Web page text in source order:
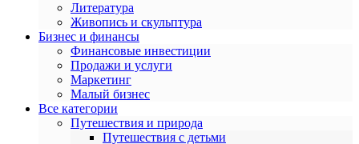
Литература
Живопись и скульптура
Бизнес и финансы
Финансовые инвестиции
Продажи и услуги
Маркетинг
Малый бизнес
Все категории
Путешествия и природа
Путешествия с детьми